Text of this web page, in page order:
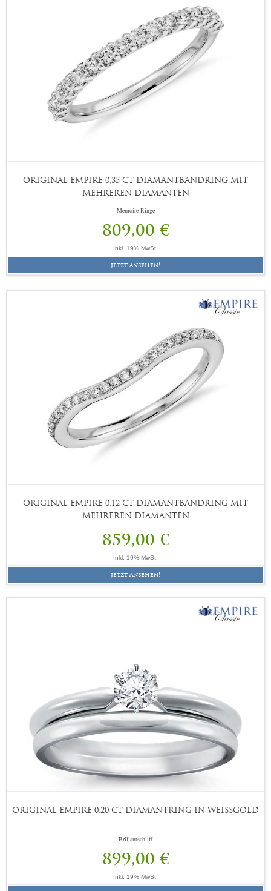
ORIGINAL EMPIRE 0,35 CT DIAMANTBANDRING MIT
MEHREREN DIAMANTEN
Memoire Ringe
809,00 €
Inkl. 19% MwSt.
jetzt ansehen!
ORIGINAL EMPIRE 0,12 CT DIAMANTBANDRING MIT
MEHREREN DIAMANTEN
859,00 €
Inkl. 19% MwSt.
jetzt ansehen!
ORIGINAL EMPIRE 0,20 CT DIAMANTRING IN WEISSGOLD
Brillantschliff
899,00 €
Inkl. 19% MwSt.